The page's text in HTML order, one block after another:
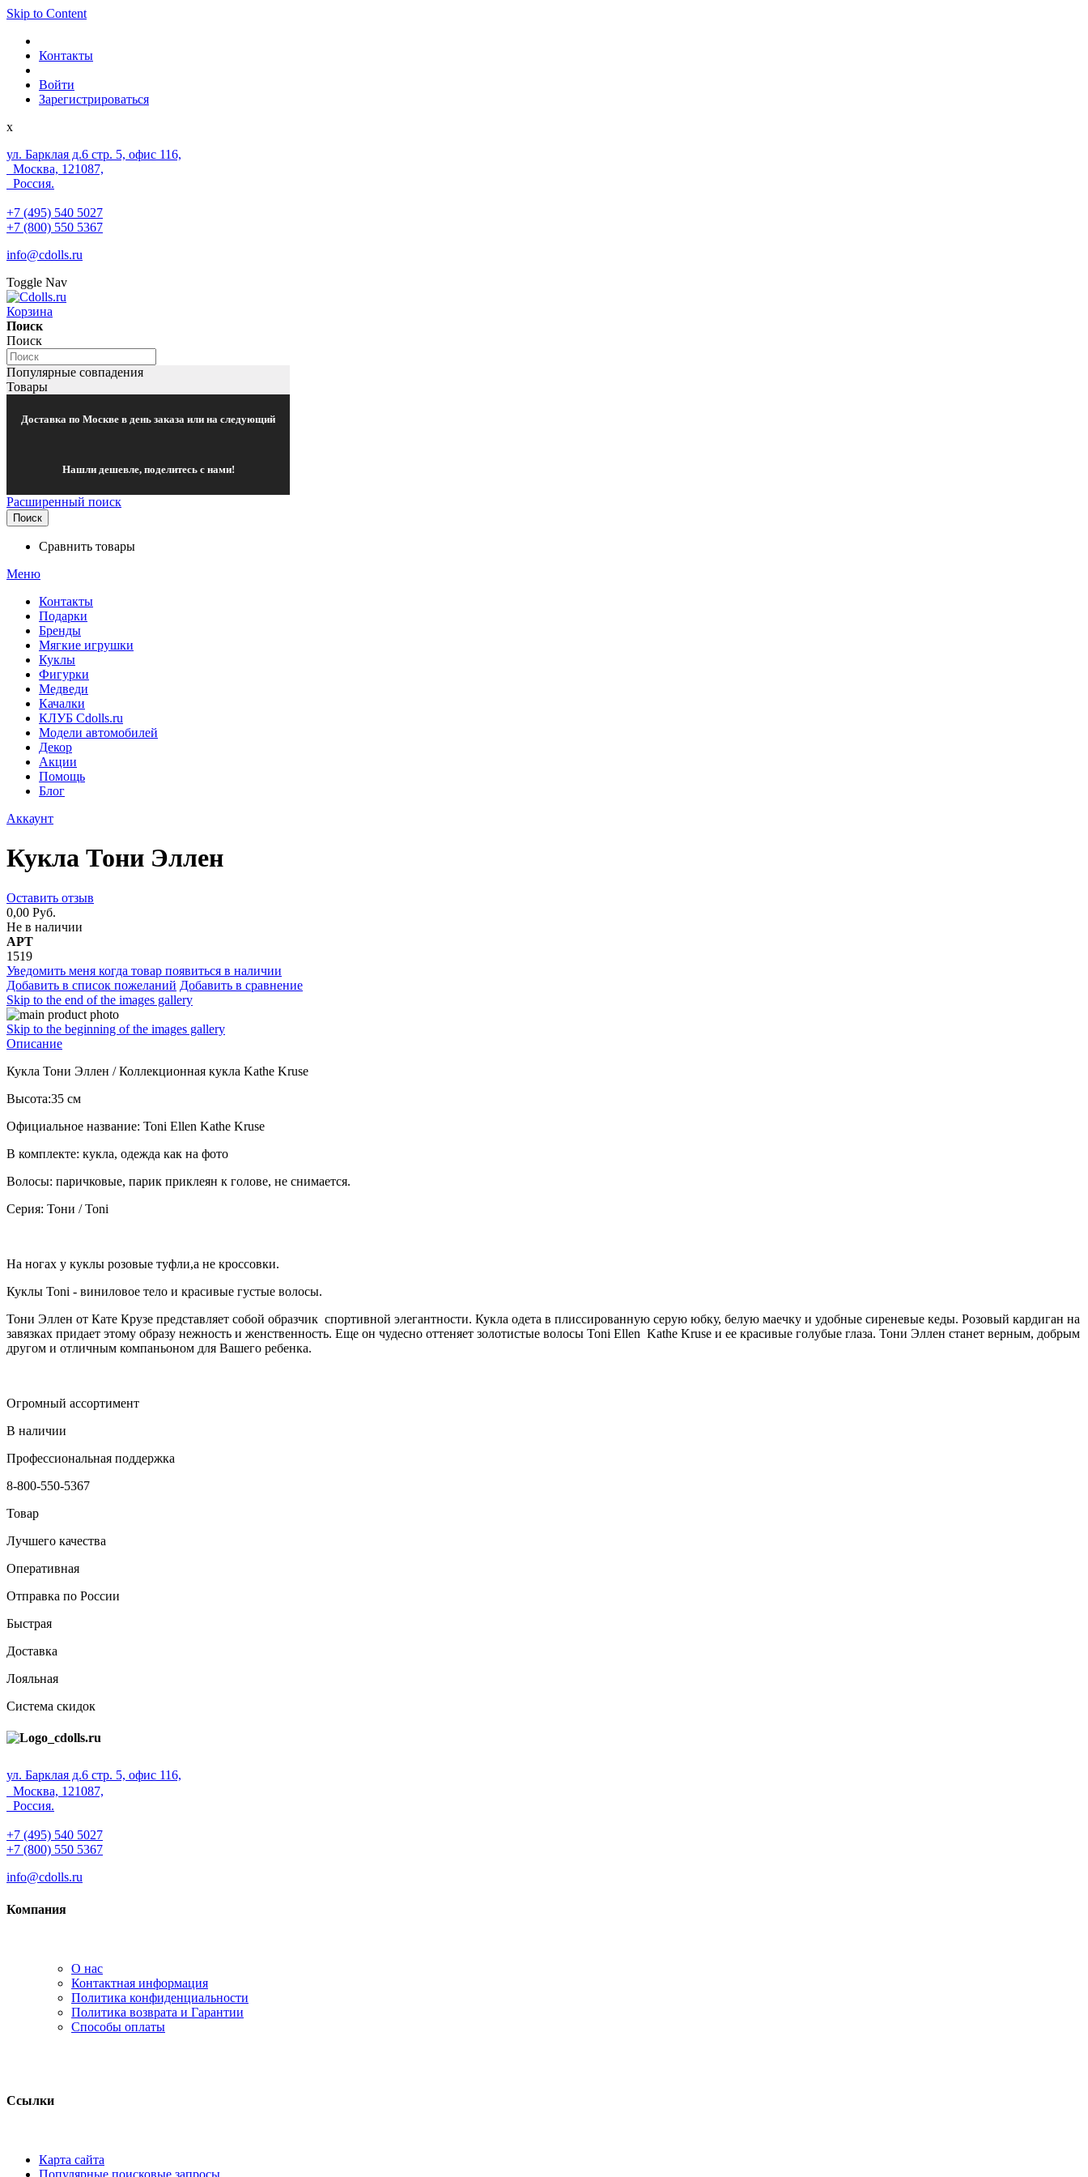
Skip to Content
Контакты
Войти
Зарегистрироваться
x
ул. Барклая д.6 стр. 5, офис 116,
Москва, 121087,
Россия.
+7 (495) 540 5027
+7 (800) 550 5367
info@cdolls.ru
Toggle Nav
Корзина
Поиск
Поиск
Популярные совпадения
Товары
Доставка по Москве в день заказа или на следующий
Нашли дешевле, поделитесь с нами!
Расширенный поиск
Поиск
Сравнить товары
Меню
Контакты
Подарки
Бренды
Мягкие игрушки
Куклы
Фигурки
Медведи
Качалки
КЛУБ Cdolls.ru
Модели автомобилей
Декор
Акции
Помощь
Блог
Аккаунт
Кукла Тони Эллен
Оставить отзыв
0,00 Руб.
Не в наличии
АРТ
1519
Уведомить меня когда товар появиться в наличии
Добавить в список пожеланий Добавить в сравнение
Skip to the end of the images gallery
Skip to the beginning of the images gallery
Описание
Кукла Тони Эллен / Коллекционная кукла Kathe Kruse
Высота:35 см
Официальное название: Toni Ellen Kathe Kruse
В комплекте: кукла, одежда как на фото
Волосы: паричковые, парик приклеян к голове, не снимается.
Серия: Тони / Toni
На ногах у куклы розовые туфли,а не кроссовки.
Куклы Toni - виниловое тело и красивые густые волосы.
Тони Эллен от Кате Крузе представляет собой образчик спортивной элегантности. Кукла одета в плиссированную серую юбку, белую маечку и удобные сиреневые кеды. Розовый кардиган на
завязках придает этому образу нежность и женственность. Еще он чудесно оттеняет золотистые волосы Toni Ellen Kathe Kruse и ее красивые голубые глаза. Тони Эллен станет верным, добрым
другом и отличным компаньоном для Вашего ребенка.
Огромный ассортимент
В наличии
Профессиональная поддержка
8-800-550-5367
Товар
Лучшего качества
Оперативная
Отправка по России
Быстрая
Доставка
Лояльная
Система скидок
ул. Барклая д.6 стр. 5, офис 116,
Москва, 121087,
Россия.
+7 (495) 540 5027
+7 (800) 550 5367
info@cdolls.ru
Компания
О нас
Контактная информация
Политика конфиденциальности
Политика возврата и Гарантии
Способы оплаты
Ссылки
Карта сайта